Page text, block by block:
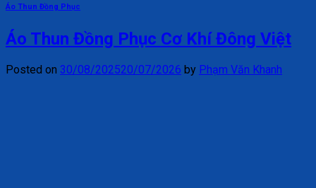
Áo Thun Đồng Phục
Áo Thun Đồng Phục Cơ Khí Đông Việt
Posted on 30/08/202520/07/2026 by Phạm Văn Khanh